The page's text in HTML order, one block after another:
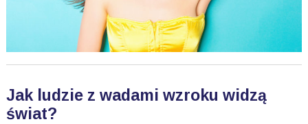
Jak ludzie z wadami wzroku widzą
świat?